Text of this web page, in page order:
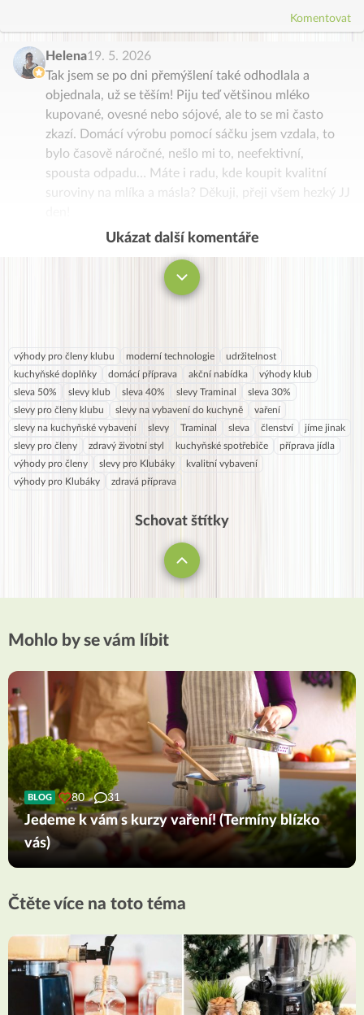
Komentovat
Helena19. 5. 2026
Tak jsem se po dni přemýšlení také odhodlala a
objednala, už se těším! Piju teď většinou mléko
kupované, ovesné nebo sójové, ale to se mi často
zkazí. Domácí výrobu pomocí sáčku jsem vzdala, to
bylo časově náročné, nešlo mi to, neefektivní,
spousta odpadu… Máte i radu, kde koupit kvalitní
suroviny na mlíka a másla? Děkuji, přeji všem hezký JJ
Ukázat další komentáře
výhody pro členy klubu moderní technologie
udržitelnost
kuchyňské doplňky
domácí příprava akční nabídka
výhody klub
sleva 50%
slevy klub sleva 40% slevy Traminal
sleva 30%
slevy pro členy klubu
slevy na vybavení do kuchyně
vaření
slevy na kuchyňské vybavení
slevy Traminal sleva členství
jíme jinak
slevy pro členy
zdravý životní styl kuchyňské spotřebiče
příprava jídla
výhody pro členy
slevy pro Klubáky
kvalitní vybavení
výhody pro Klubáky
zdravá příprava
Schovat štítky
Mohlo by se vám líbit
BLOG 80 31
Jedeme k vám s kurzy vaření! (Termíny blízko
vás)
Čtěte více na toto téma